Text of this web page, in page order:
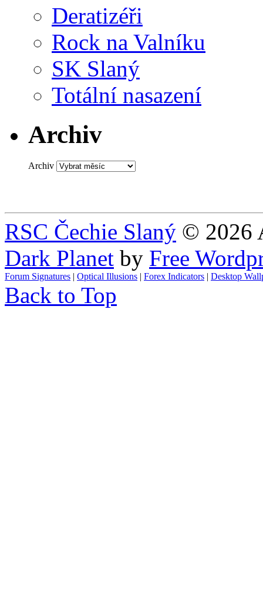
Deratizéři
Rock na Valníku
SK Slaný
Totální nasazení
Archiv
Archiv
RSC Čechie Slaný © 2026
Dark Planet by Free
Forum Signatures | Optical Illusions | Forex Indicators | Desktop
Back to Top